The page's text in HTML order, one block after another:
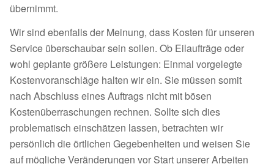
übernimmt.
Wir sind ebenfalls der Meinung, dass Kosten für unseren
Service überschaubar sein sollen. Ob Eilaufträge oder
wohl geplante größere Leistungen: Einmal vorgelegte
Kostenvoranschläge halten wir ein. Sie müssen somit
nach Abschluss eines Auftrags nicht mit bösen
Kostenüberraschungen rechnen. Sollte sich dies
problematisch einschätzen lassen, betrachten wir
persönlich die örtlichen Gegebenheiten und weisen Sie
auf mögliche Veränderungen vor Start unserer Arbeiten